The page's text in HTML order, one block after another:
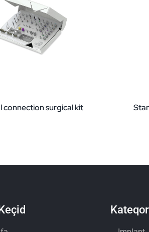
connection surgical kit